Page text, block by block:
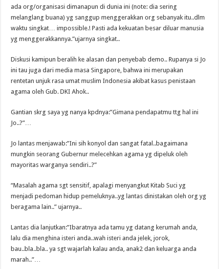
ada org/organisasi dimanapun di dunia ini (note: dia sering
melanglang buana) yg sanggup menggerakkan org sebanyak itu..dlm
waktu singkat… impossible.! Pasti ada kekuatan besar diluar manusia
yg menggerakkannya.”ujarnya singkat..
Diskusi kamipun beralih ke alasan dan penyebab demo.. Rupanya si Jo
ini tau juga dari media masa Singapore, bahwa ini merupakan
rentetan unjuk rasa umat muslim Indonesia akibat kasus penistaan
agama oleh Gub. DKI Ahok..
Gantian skrg saya yg nanya kpdnya:”Gimana pendapatmu ttg hal ini
Jo..?”…
Jo lantas menjawab:”Ini sih konyol dan sangat fatal..bagaimana
mungkin seorang Gubernur melecehkan agama yg dipeluk oleh
mayoritas warganya sendiri..?”
“Masalah agama sgt sensitif, apalagi menyangkut Kitab Suci yg
menjadi pedoman hidup pemeluknya..yg lantas dinistakan oleh org yg
beragama lain..” ujarnya..
Lantas dia lanjutkan:”Ibaratnya ada tamu yg datang kerumah anda,
lalu dia menghina isteri anda..wah isteri anda jelek, jorok,
bau..bla..bla.. ya sgt wajarlah kalau anda, anak2 dan keluarga anda
marah..”…